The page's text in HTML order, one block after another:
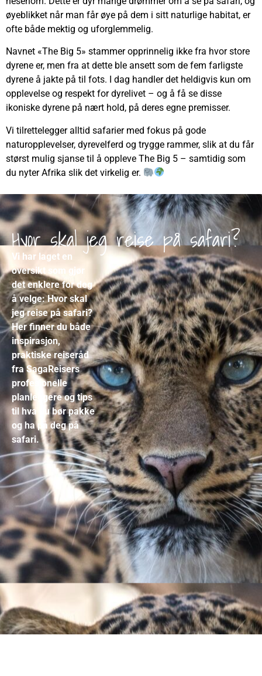
øyeblikket når man får øye på dem i sitt naturlige habitat, er
ofte både mektig og uforglemmelig.
Navnet «The Big 5» stammer opprinnelig ikke fra hvor store
dyrene er, men fra at dette ble ansett som de fem farligste
dyrene å jakte på til fots. I dag handler det heldigvis kun om
opplevelse og respekt for dyrelivet – og å få se disse
ikoniske dyrene på nært hold, på deres egne premisser.
Vi tilrettelegger alltid safarier med fokus på gode
naturopplevelser, dyrevelferd og trygge rammer, slik at du får
størst mulig sjanse til å oppleve The Big 5 – samtidig som
du nyter Afrika slik det virkelig er.
Hvor skal jeg reise på safari?
Vi har laget en
oversikt som gjør
det enklere for deg
å velge: Hvor skal
jeg reise på safari?
Her finner du både
inspirasjon,
praktiske reiseråd
fra SagaReisers
profesjonelle
planleggere og tips
til hva du bør pakke
og ha på deg på
safari.